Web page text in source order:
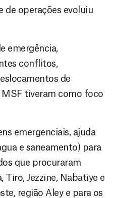
de operações evoluiu
emergência,
conflitos,
de
MSF tiveram como foco
emergenciais, ajuda
e saneamento) para
que procuraram
Tiro, Jezzine, Nabatiye e
região Aley e para os